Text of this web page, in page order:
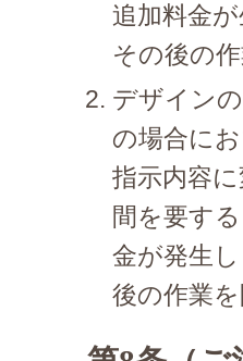
追加料金
その後の
デザイン
の場合に
指示内容
間を要す
金が発生
後の作業